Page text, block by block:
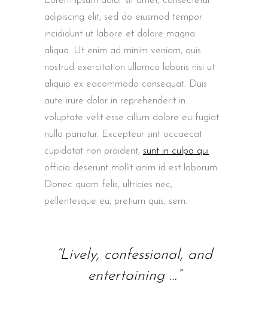
adipiscing elit, sed do eiusmod tempor
incididunt ut labore et dolore magna
aliqua. Ut enim ad minim veniam, quis
nostrud exercitation ullamco laboris nisi ut
aliquip ex eacommodo consequat. Duis
aute irure dolor in reprehenderit in
voluptate velit esse cillum dolore eu fugiat
nulla pariatur. Excepteur sint occaecat
cupidatat non proident, sunt in culpa qui
officia deserunt mollit anim id est laborum.
Donec quam felis, ultricies nec,
pellentesque eu, pretium quis, sem.
“Lively, confessional, and
entertaining …”